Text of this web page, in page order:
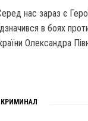
нас зараз є
в боях
Олександра
КРИМИНАЛ